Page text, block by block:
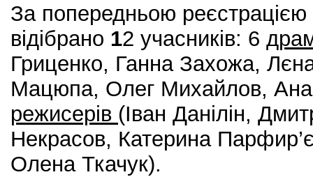
За попередньою реєстрацією
відібрано 12 учасників: 6
Гриценко, Ганна Захожа,
Мацюпа, Олег Михайлов,
режисерів (Іван Данілін,
Некрасов, Катерина
Олена Ткачук).